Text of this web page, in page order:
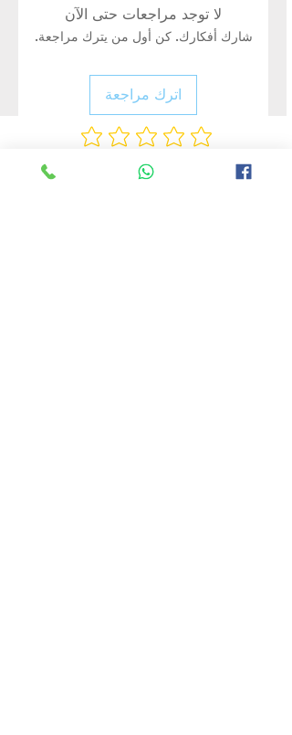
لا توجد مراجعات حتى الآن
شارك أفكارك. كن أول من يترك مراجعة.
اترك مراجعة
Rate Us